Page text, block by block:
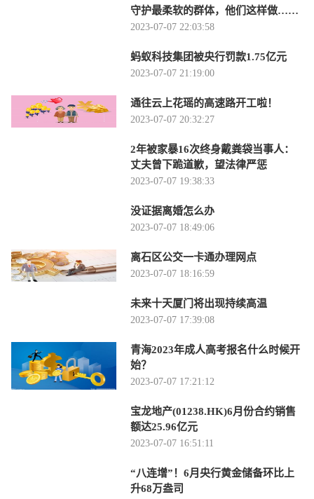
守护最柔软的群体，他们这样做……
2023-07-07 22:03:58
蚂蚁科技集团被央行罚款1.75亿元
2023-07-07 21:19:00
通往云上花瑶的高速路开工啦！
2023-07-07 20:32:27
2年被家暴16次终身戴粪袋当事人：
丈夫曾下跪道歉，望法律严惩
2023-07-07 19:38:33
没证据离婚怎么办
2023-07-07 18:49:06
离石区公交一卡通办理网点
2023-07-07 18:16:59
未来十天厦门将出现持续高温
2023-07-07 17:39:08
青海2023年成人高考报名什么时候开
始？
2023-07-07 17:21:12
宝龙地产(01238.HK)6月份合约销售
额达25.96亿元
2023-07-07 16:51:11
“八连增”！6月央行黄金储备环比上
升68万盎司